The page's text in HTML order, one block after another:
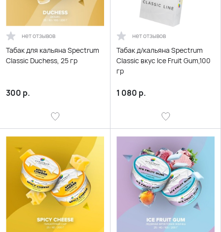
нет отзывов
Табак для кальяна Spectrum
Classic Duchess, 25 гр
300 р.
нет отзывов
Табак д/кальяна Spectrum
Classic вкус Ice Fruit Gum,100
гр
1 080 р.